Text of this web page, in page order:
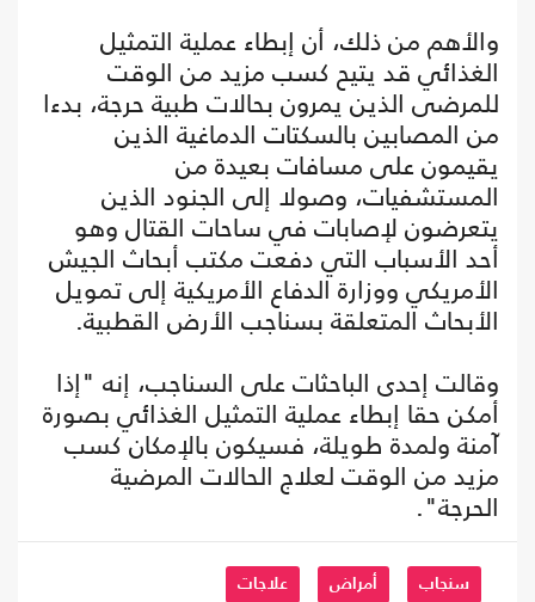
والأهم من ذلك، أن إبطاء عملية التمثيل
الغذائي قد يتيح كسب مزيد من الوقت
للمرضى الذين يمرون بحالات طبية حرجة، بدءا
من المصابين بالسكتات الدماغية الذين
يقيمون على مسافات بعيدة من
المستشفيات، وصولا إلى الجنود الذين
يتعرضون لإصابات في ساحات القتال وهو
أحد الأسباب التي دفعت مكتب أبحاث الجيش
الأمريكي ووزارة الدفاع الأمريكية إلى تمويل
الأبحاث المتعلقة بسناجب الأرض القطبية.
وقالت إحدى الباحثات على السناجب، إنه "إذا
أمكن حقا إبطاء عملية التمثيل الغذائي بصورة
آمنة ولمدة طويلة، فسيكون بالإمكان كسب
مزيد من الوقت لعلاج الحالات المرضية
الحرجة".
سنجاب أمراض علاجات